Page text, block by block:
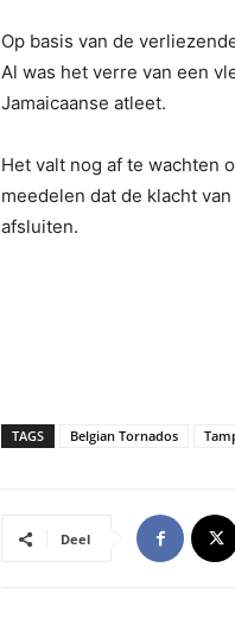
Op basis van de
Al was het verre van een
Jamaicaanse atleet.
Het valt nog af te wachten
meedelen dat de klacht
afsluiten.
TAGS Belgian Tornados
Deel